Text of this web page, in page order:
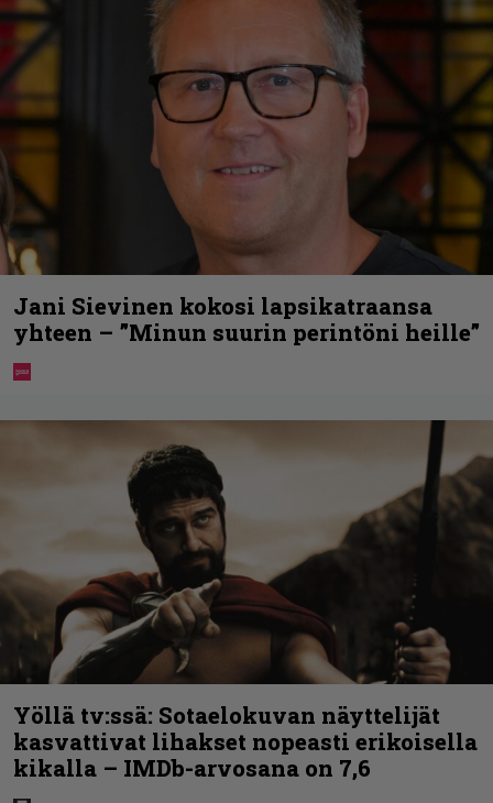
Jani Sievinen kokosi lapsikatraansa
yhteen – ”Minun suurin perintöni heille”
Yöllä tv:ssä: Sotaelokuvan näyttelijät
kasvattivat lihakset nopeasti erikoisella
kikalla – IMDb-arvosana on 7,6